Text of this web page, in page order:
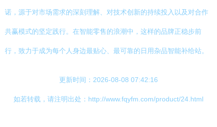
诺，源于对市场需求的深刻理解、对技术创新的持续投入以及对合作
共赢模式的坚定践行。在智能零售的浪潮中，这样的品牌正稳步前
行，致力于成为每个人身边最贴心、最可靠的日用杂品智能补给站。
更新时间：2026-08-08 07:42:16
如若转载，请注明出处：http://www.fqyfm.com/product/24.html